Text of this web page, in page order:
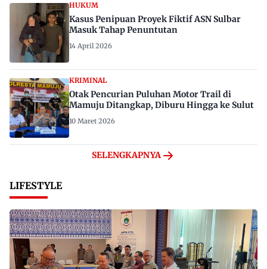
HUKUM
Kasus Penipuan Proyek Fiktif ASN Sulbar
Masuk Tahap Penuntutan
14 April 2026
KRIMINAL
Otak Pencurian Puluhan Motor Trail di
Mamuju Ditangkap, Diburu Hingga ke Sulut
10 Maret 2026
SELENGKAPNYA
LIFESTYLE